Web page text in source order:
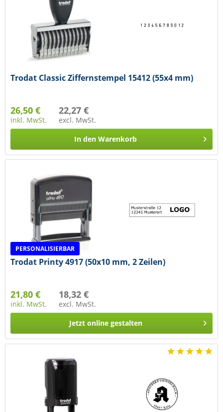
Trodat Classic Ziffernstempel 15412 (55x4 mm)
26,50 €
inkl. MwSt.
22,27 €
excl. MwSt.
In den Warenkorb
PERSONALISIERBAR
Trodat Printy 4917 (50x10 mm, 2 Zeilen)
21,80 €
inkl. MwSt.
18,32 €
excl. MwSt.
Jetzt online gestalten